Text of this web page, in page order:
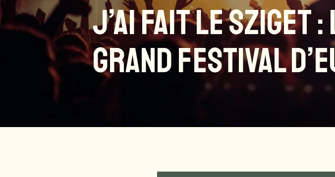
J’AI FAIT LE SZIGET
GRAND FESTIVAL